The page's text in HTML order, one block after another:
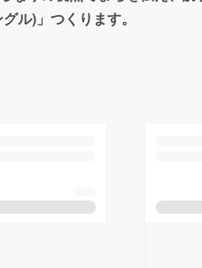
ル)」つくります。